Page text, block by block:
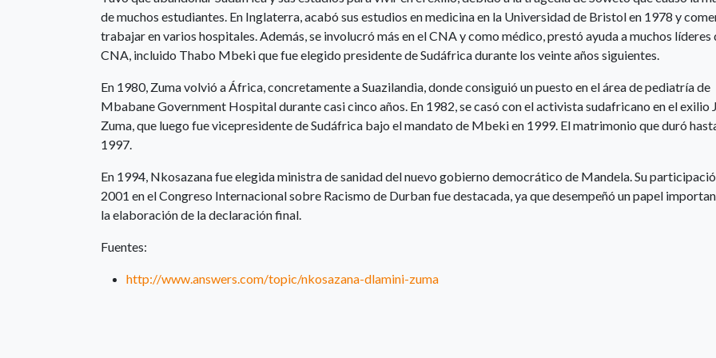
de muchos estudiantes. En Inglaterra, acabó sus estudios en medicina en la Universidad de Bristol en 1978 y
trabajar en varios hospitales. Además, se involucró más en el CNA y como médico, prestó ayuda a muchos líderes
CNA, incluido Thabo Mbeki que fue elegido presidente de Sudáfrica durante los veinte años siguientes.
En 1980, Zuma volvió a África, concretamente a Suazilandia, donde consiguió un puesto en el área de pediatría de
Mbabane Government Hospital durante casi cinco años. En 1982, se casó con el activista sudafricano en el exilio
Zuma, que luego fue vicepresidente de Sudáfrica bajo el mandato de Mbeki en 1999. El matrimonio que duró
1997.
En 1994, Nkosazana fue elegida ministra de sanidad del nuevo gobierno democrático de Mandela. Su
2001 en el Congreso Internacional sobre Racismo de Durban fue destacada, ya que desempeñó un papel
la elaboración de la declaración final.
Fuentes:
http://www.answers.com/topic/nkosazana-dlamini-zuma